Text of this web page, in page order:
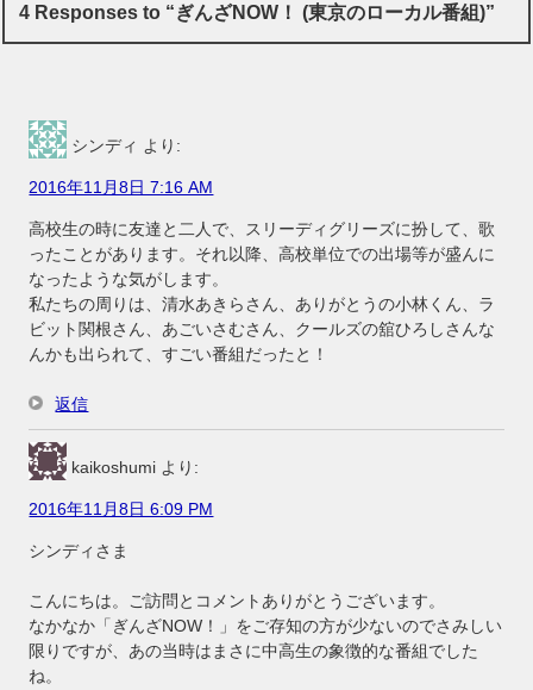
4 Responses to “ぎんざNOW！ (東京のローカル番組)”
シンディ より:
2016年11月8日 7:16 AM
高校生の時に友達と二人で、スリーディグリーズに扮して、歌
ったことがあります。それ以降、高校単位での出場等が盛んに
なったような気がします。
私たちの周りは、清水あきらさん、ありがとうの小林くん、ラ
ビット関根さん、あごいさむさん、クールズの舘ひろしさんな
んかも出られて、すごい番組だったと！
返信
kaikoshumi より:
2016年11月8日 6:09 PM
シンディさま
こんにちは。ご訪問とコメントありがとうございます。
なかなか「ぎんざNOW！」をご存知の方が少ないのでさみしい
限りですが、あの当時はまさに中高生の象徴的な番組でした
ね。